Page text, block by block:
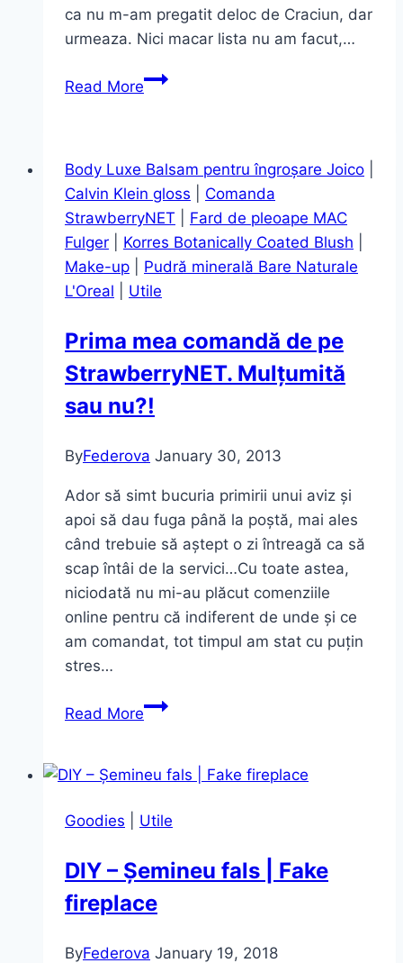
ca nu m-am pregatit deloc de Craciun, dar
urmeaza. Nici macar lista nu am facut,…
Read MoreCadouri
pentru
iubit(a)
Body Luxe Balsam pentru îngroșare Joico
Calvin Klein gloss
Comanda
StrawberryNET
Fard de pleoape MAC
Fulger
Korres Botanically Coated Blush
Make-up
Pudră minerală Bare Naturale
L'Oreal
Utile
Prima mea comandă de pe
StrawberryNET. Mulțumită
sau nu?!
ByFederova January 30, 2013
Ador să simt bucuria primirii unui aviz și
apoi să dau fuga până la poștă, mai ales
când trebuie să aștept o zi întreagă ca să
scap întâi de la servici…Cu toate astea,
niciodată nu mi-au plăcut comenziile
online pentru că indiferent de unde și ce
am comandat, tot timpul am stat cu puțin
stres…
Read MorePrima
de
StrawberryNET.
sau
nu?!
Goodies Utile
DIY – Șemineu fals | Fake
fireplace
ByFederova January 19, 2018